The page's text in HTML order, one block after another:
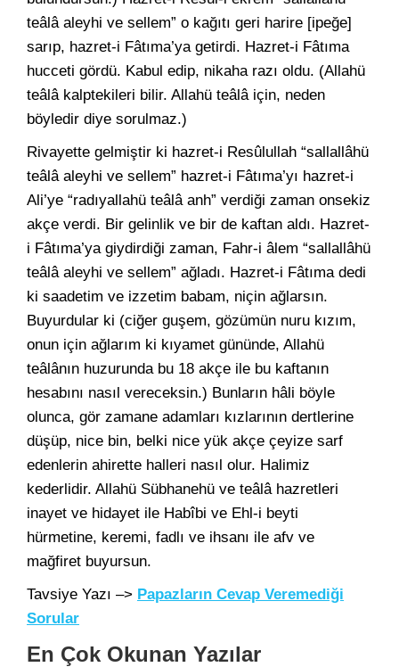
teâlâ aleyhi ve sellem” o kağıtı geri harire [ipeğe]
sarıp, hazret-i Fâtıma’ya getirdi. Hazret-i Fâtıma
hucceti gördü. Kabul edip, nikaha razı oldu. (Allahü
teâlâ kalptekileri bilir. Allahü teâlâ için, neden
böyledir diye sorulmaz.)
Rivayette gelmiştir ki hazret-i Resûlullah “sallallâhü
teâlâ aleyhi ve sellem” hazret-i Fâtıma’yı hazret-i
Ali’ye “radıyallahü teâlâ anh” verdiği zaman onsekiz
akçe verdi. Bir gelinlik ve bir de kaftan aldı. Hazret-
i Fâtıma’ya giydirdiği zaman, Fahr-i âlem “sallallâhü
teâlâ aleyhi ve sellem” ağladı. Hazret-i Fâtıma dedi
ki saadetim ve izzetim babam, niçin ağlarsın.
Buyurdular ki (ciğer guşem, gözümün nuru kızım,
onun için ağlarım ki kıyamet gününde, Allahü
teâlânın huzurunda bu 18 akçe ile bu kaftanın
hesabını nasıl vereceksin.) Bunların hâli böyle
olunca, gör zamane adamları kızlarının dertlerine
düşüp, nice bin, belki nice yük akçe çeyize sarf
edenlerin ahirette halleri nasıl olur. Halimiz
kederlidir. Allahü Sübhanehü ve teâlâ hazretleri
inayet ve hidayet ile Habîbi ve Ehl-i beyti
hürmetine, keremi, fadlı ve ihsanı ile afv ve
mağfiret buyursun.
Tavsiye Yazı –> Papazların Cevap Veremediği
Sorular
En Çok Okunan Yazılar